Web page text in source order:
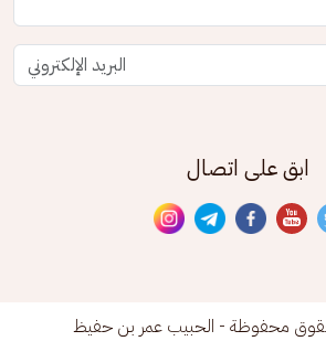
ابق على اتصال
محفوظة - الحبيب عمر بن حفيظ